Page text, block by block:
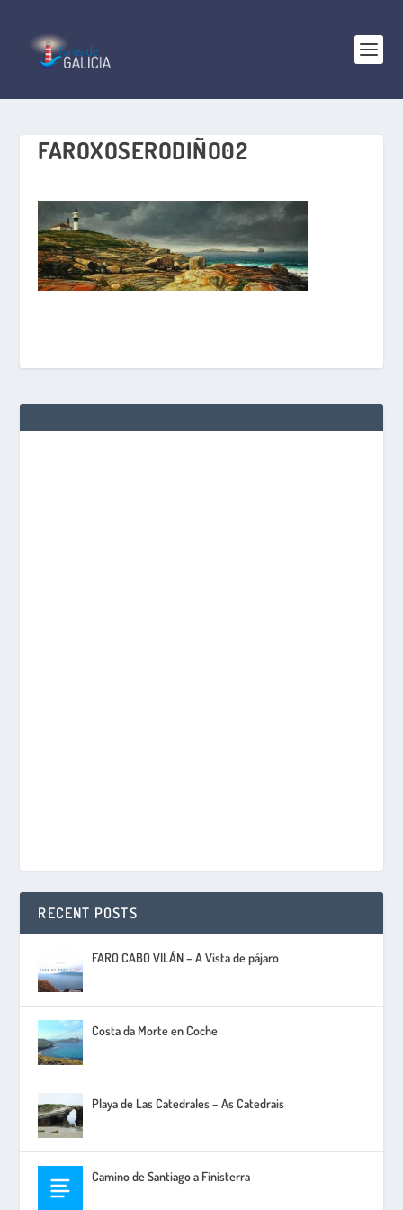
FAROXOSERODIÑO02
RECENT POSTS
FARO CABO VILÁN – A Vista de pájaro
Costa da Morte en Coche
Playa de Las Catedrales – As Catedrais
Camino de Santiago a Finisterra